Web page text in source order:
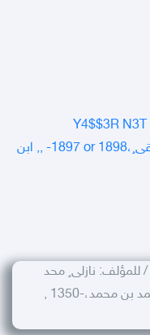
Y4$$3R N3T
نازلى¸ محد حقى¸،‎, -1897 or 1898, ابن